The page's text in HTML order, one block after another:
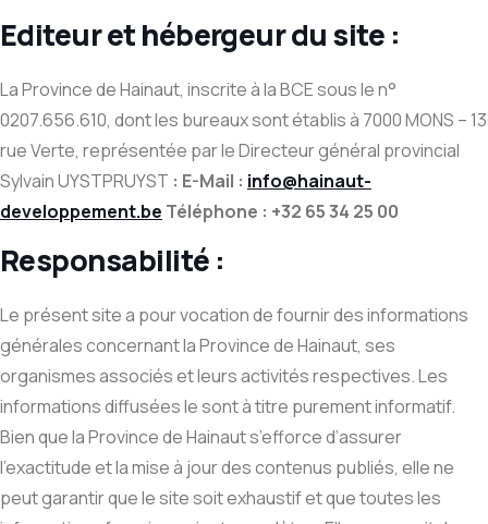
Editeur et hébergeur du site :
La Province de Hainaut, inscrite à la BCE sous le n°
0207.656.610, dont les bureaux sont établis à 7000 MONS – 13
rue Verte, représentée par le Directeur général provincial
Sylvain UYSTPRUYST : E-Mail : info@hainaut-
developpement.be Téléphone : +32 65 34 25 00
Responsabilité :
Le présent site a pour vocation de fournir des informations
générales concernant la Province de Hainaut, ses
organismes associés et leurs activités respectives. Les
informations diffusées le sont à titre purement informatif.
Bien que la Province de Hainaut s’efforce d’assurer
l’exactitude et la mise à jour des contenus publiés, elle ne
peut garantir que le site soit exhaustif et que toutes les